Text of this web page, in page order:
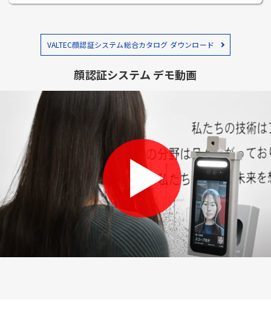
VALTEC顔認証システム総合カタログ ダウンロード
顔認証システム デモ動画